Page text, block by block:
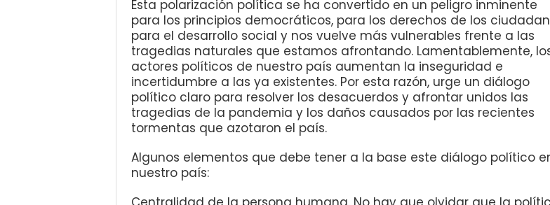
Esta polarización política se ha convertido en un peligro inminente
para los principios democráticos, para los derechos de los
para el desarrollo social y nos vuelve más vulnerables frente a las
tragedias naturales que estamos afrontando. Lamentablemente,
actores políticos de nuestro país aumentan la inseguridad e
incertidumbre a las ya existentes. Por esta razón, urge un diálogo
político claro para resolver los desacuerdos y afrontar unidos las
tragedias de la pandemia y los daños causados por las recientes
tormentas que azotaron el país.
Algunos elementos que debe tener a la base este diálogo político
nuestro país: